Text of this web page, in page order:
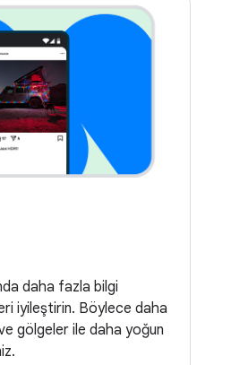
daha fazla bilgi
iyileştirin. Böylece daha
gölgeler ile daha yoğun